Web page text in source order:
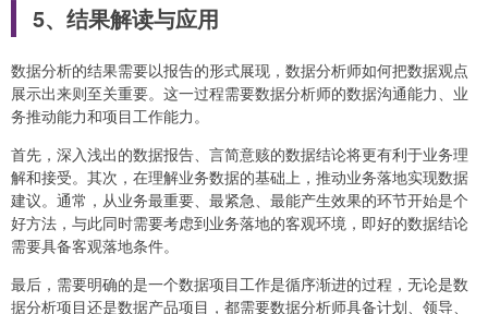
5、结果解读与应用
数据分析的结果需要以报告的形式展现，数据分析师如何把数据观点
展示出来则至关重要。这一过程需要数据分析师的数据沟通能力、业
务推动能力和项目工作能力。
首先，深入浅出的数据报告、言简意赅的数据结论将更有利于业务理
解和接受。其次，在理解业务数据的基础上，推动业务落地实现数据
建议。通常，从业务最重要、最紧急、最能产生效果的环节开始是个
好方法，与此同时需要考虑到业务落地的客观环境，即好的数据结论
需要具备客观落地条件。
最后，需要明确的是一个数据项目工作是循序渐进的过程，无论是数
据分析项目还是数据产品项目，都需要数据分析师具备计划、领导、